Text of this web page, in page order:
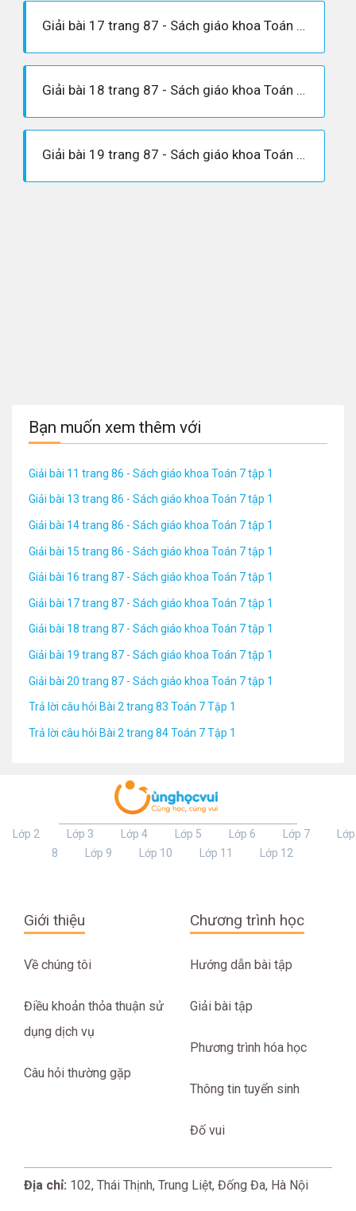
Giải bài 17 trang 87 - Sách giáo khoa Toán 7 tập 1
Giải bài 18 trang 87 - Sách giáo khoa Toán 7 tập 1
Giải bài 19 trang 87 - Sách giáo khoa Toán 7 tập 1
Bạn muốn xem thêm với
Giải bài 11 trang 86 - Sách giáo khoa Toán 7 tập 1
Giải bài 13 trang 86 - Sách giáo khoa Toán 7 tập 1
Giải bài 14 trang 86 - Sách giáo khoa Toán 7 tập 1
Giải bài 15 trang 86 - Sách giáo khoa Toán 7 tập 1
Giải bài 16 trang 87 - Sách giáo khoa Toán 7 tập 1
Giải bài 17 trang 87 - Sách giáo khoa Toán 7 tập 1
Giải bài 18 trang 87 - Sách giáo khoa Toán 7 tập 1
Giải bài 19 trang 87 - Sách giáo khoa Toán 7 tập 1
Giải bài 20 trang 87 - Sách giáo khoa Toán 7 tập 1
Trả lời câu hỏi Bài 2 trang 83 Toán 7 Tập 1
Trả lời câu hỏi Bài 2 trang 84 Toán 7 Tập 1
Lớp 2 Lớp 3 Lớp 4 Lớp 5 Lớp 6 Lớp 7
Lớp
8
Lớp 9 Lớp 10 Lớp 11 Lớp 12
Giới thiệu
Về chúng tôi
Điều khoản thỏa thuận sử
dụng dịch vụ
Câu hỏi thường gặp
Chương trình học
Hướng dẫn bài tập
Giải bài tập
Phương trình hóa học
Thông tin tuyển sinh
Đố vui
Địa chỉ: 102, Thái Thịnh, Trung Liệt, Đống Đa, Hà Nội